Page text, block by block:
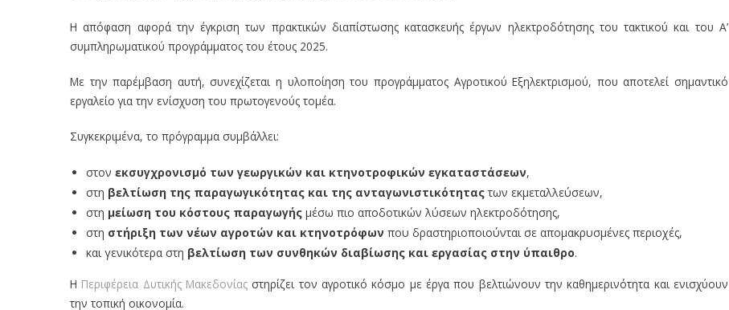
Η απόφαση αφορά την έγκριση των πρακτικών διαπίστωσης κατασκευής έργων ηλεκτροδότησης του τακτικού και του Α’
συμπληρωματικού προγράμματος του έτους 2025.
Με την παρέμβαση αυτή, συνεχίζεται η υλοποίηση του προγράμματος Αγροτικού Εξηλεκτρισμού, που αποτελεί σημαντικό
εργαλείο για την ενίσχυση του πρωτογενούς τομέα.
Συγκεκριμένα, το πρόγραμμα συμβάλλει:
στον εκσυγχρονισμό των γεωργικών και κτηνοτροφικών εγκαταστάσεων,
στη βελτίωση της παραγωγικότητας και της ανταγωνιστικότητας των εκμεταλλεύσεων,
στη μείωση του κόστους παραγωγής μέσω πιο αποδοτικών λύσεων ηλεκτροδότησης,
στη στήριξη των νέων αγροτών και κτηνοτρόφων που δραστηριοποιούνται σε απομακρυσμένες περιοχές,
και γενικότερα στη βελτίωση των συνθηκών διαβίωσης και εργασίας στην ύπαιθρο.
Η Περιφέρεια Δυτικής Μακεδονίας στηρίζει τον αγροτικό κόσμο με έργα που βελτιώνουν την καθημερινότητα και ενισχύουν
την τοπική οικονομία.